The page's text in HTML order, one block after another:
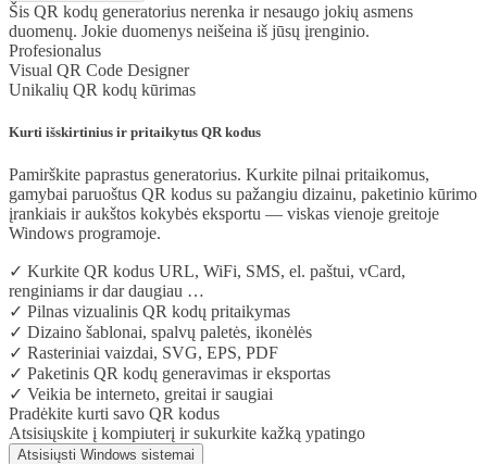
Šis QR kodų generatorius nerenka ir nesaugo jokių asmens
duomenų. Jokie duomenys neišeina iš jūsų įrenginio.
Profesionalus
Visual QR Code Designer
Unikalių QR kodų kūrimas
Kurti išskirtinius ir pritaikytus QR kodus
Pamirškite paprastus generatorius. Kurkite pilnai pritaikomus,
gamybai paruoštus QR kodus su pažangiu dizainu, paketinio kūrimo
įrankiais ir aukštos kokybės eksportu — viskas vienoje greitoje
Windows programoje.
✓ Kurkite QR kodus URL, WiFi, SMS, el. paštui, vCard,
renginiams ir dar daugiau …
✓ Pilnas vizualinis QR kodų pritaikymas
✓ Dizaino šablonai, spalvų paletės, ikonėlės
✓ Rasteriniai vaizdai, SVG, EPS, PDF
✓ Paketinis QR kodų generavimas ir eksportas
✓ Veikia be interneto, greitai ir saugiai
Pradėkite kurti savo QR kodus
Atsisiųskite į kompiuterį ir sukurkite kažką ypatingo
Atsisiųsti Windows sistemai